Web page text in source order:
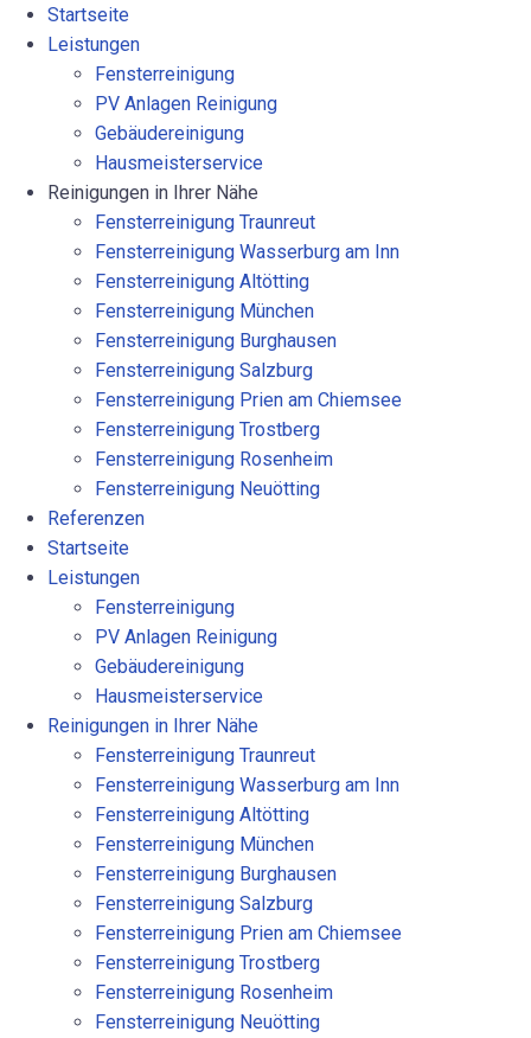
Startseite
Leistungen
Fensterreinigung
PV Anlagen Reinigung
Gebäudereinigung
Hausmeisterservice
Reinigungen in Ihrer Nähe
Fensterreinigung Traunreut
Fensterreinigung Wasserburg am Inn
Fensterreinigung Altötting
Fensterreinigung München
Fensterreinigung Burghausen
Fensterreinigung Salzburg
Fensterreinigung Prien am Chiemsee
Fensterreinigung Trostberg
Fensterreinigung Rosenheim
Fensterreinigung Neuötting
Referenzen
Startseite
Leistungen
Fensterreinigung
PV Anlagen Reinigung
Gebäudereinigung
Hausmeisterservice
Reinigungen in Ihrer Nähe
Fensterreinigung Traunreut
Fensterreinigung Wasserburg am Inn
Fensterreinigung Altötting
Fensterreinigung München
Fensterreinigung Burghausen
Fensterreinigung Salzburg
Fensterreinigung Prien am Chiemsee
Fensterreinigung Trostberg
Fensterreinigung Rosenheim
Fensterreinigung Neuötting